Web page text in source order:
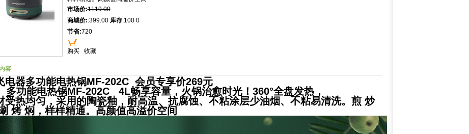
市场价:1119.00
商城价::399.00 库存:100 0
节省:720
购买 收藏
容
电器多功能电热锅MF-202C 会员专享价269元
能电热锅MF-202C 4L畅享容量，火锅治愈时光！360°全盘发热，
受热均匀，采用的陶瓷釉，耐高温、抗腐蚀、不粘涂层少油烟、不粘易清洗。煎 炒
烤 焖，样样精通。高颜值高溢价空间